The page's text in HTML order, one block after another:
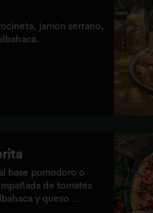
jamón serrano,
base pomodoro o
de tomates
y queso